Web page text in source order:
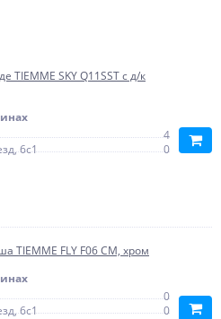
TIEMME SKY Q11SST с д/к
4
6с1
0
TIEMME FLY F06 СМ, хром
0
6с1
0